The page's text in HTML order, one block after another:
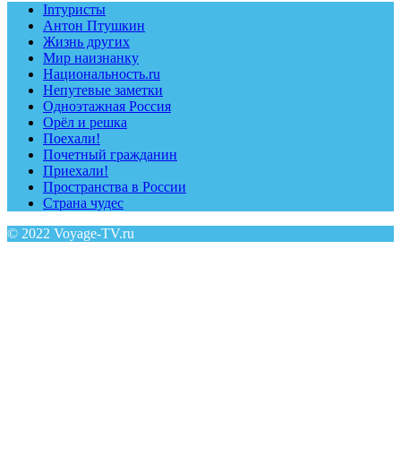
Inтуристы
Антон Птушкин
Жизнь других
Мир наизнанку
Национальность.ru
Непутевые заметки
Одноэтажная Россия
Орёл и решка
Поехали!
Почетный гражданин
Приехали!
Пространства в России
Страна чудес
© 2022 Voyage-TV.ru